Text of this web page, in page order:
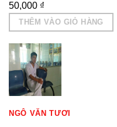
50,000 ₫
THÊM VÀO GIỎ HÀNG
NGÔ VĂN TƯƠI